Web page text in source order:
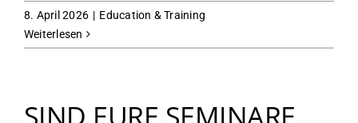
8. April 2026 | Education & Training
Weiterlesen